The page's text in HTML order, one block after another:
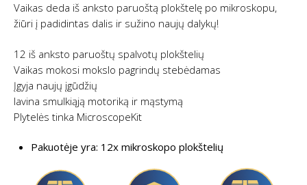
Vaikas deda iš anksto paruoštą plokštelę po mikroskopu,
žiūri į padidintas dalis ir sužino naujų dalykų!
12 iš anksto paruoštų spalvotų plokštelių
Vaikas mokosi mokslo pagrindų stebėdamas
Įgyja naujų įgūdžių
lavina smulkiąją motoriką ir mąstymą
Plytelės tinka MicroscopeKit
Pakuotėje yra: 12x mikroskopo plokštelių